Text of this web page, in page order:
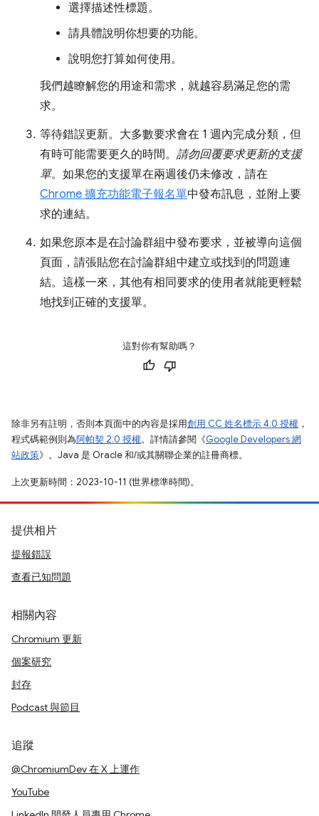
選擇描述性標題。
請具體說明你想要的功能。
說明您打算如何使用。
我們越瞭解您的用途和需求，就越容易滿足您的需
求。
等待錯誤更新。大多數要求會在 1 週內完成分類，但
有時可能需要更久的時間。 請勿回覆要求更新的支援
單。如果您的支援單在兩週後仍未修改，請在
Chrome 擴充功能電子報名單中發布訊息，並附上要
求的連結。
如果您原本是在討論群組中發布要求，並被導向這個
頁面，請張貼您在討論群組中建立或找到的問題連
結。這樣一來，其他有相同要求的使用者就能更輕鬆
地找到正確的支援單。
這對你有幫助嗎？
除非另有註明，否則本頁面中的內容是採用創用 CC 姓名標示 4.0 授權 ，
程式碼範例則為阿帕契 2.0 授權。詳情請參閱《Google Developers 網
站政策》。Java 是 Oracle 和/或其關聯企業的註冊商標。
上次更新時間：2023-10-11 (世界標準時間)。
提供相片
提報錯誤
查看已知問題
相關內容
Chromium 更新
個案研究
封存
Podcast 與節目
追蹤
@ChromiumDev 在 X 上運作
YouTube